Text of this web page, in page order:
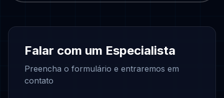
Falar com um Especialista
Preencha o formulário e entraremos em
contato